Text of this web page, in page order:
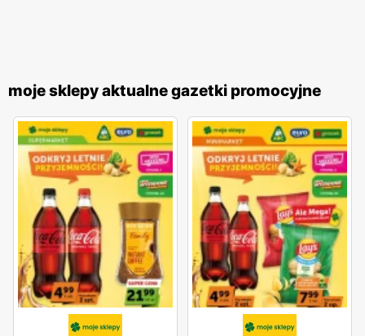
moje sklepy aktualne gazetki promocyjne